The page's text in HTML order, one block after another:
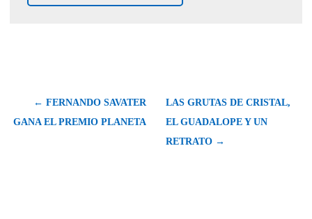
← FERNANDO SAVATER
GANA EL PREMIO PLANETA
LAS GRUTAS DE CRISTAL,
EL GUADALOPE Y UN
RETRATO →